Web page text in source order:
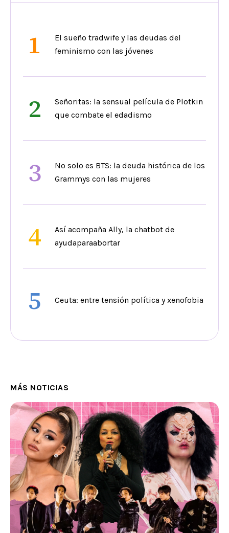
1
El sueño tradwife y las deudas del
feminismo con las jóvenes
2
Señoritas: la sensual película de Plotkin
que combate el edadismo
3
No solo es BTS: la deuda histórica de los
Grammys con las mujeres
4
Así acompaña Ally, la chatbot de
ayudaparaabortar
5 Ceuta: entre tensión política y xenofobia
MÁS NOTICIAS